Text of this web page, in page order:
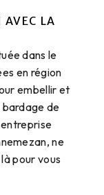
AVEC LA
dans le
en région
embellir et
de
ne
pour vous